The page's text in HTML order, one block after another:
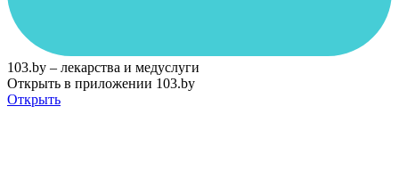
103.by – лекарства и медуслуги
Открыть в приложении 103.by
Открыть